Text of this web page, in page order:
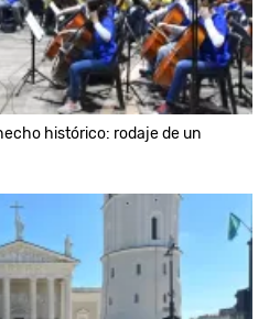
histórico: rodaje de un